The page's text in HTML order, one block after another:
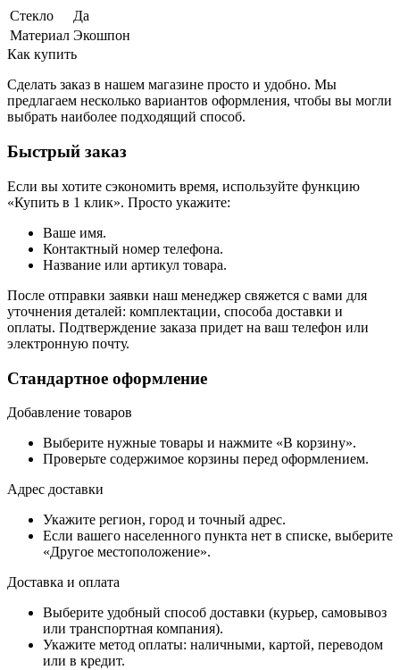
Стекло
Да
Материал Экошпон
Как купить
Сделать заказ в нашем магазине просто и удобно. Мы
предлагаем несколько вариантов оформления, чтобы вы могли
выбрать наиболее подходящий способ.
Быстрый заказ
Если вы хотите сэкономить время, используйте функцию
«Купить в 1 клик». Просто укажите:
Ваше имя.
Контактный номер телефона.
Название или артикул товара.
После отправки заявки наш менеджер свяжется с вами для
уточнения деталей: комплектации, способа доставки и
оплаты. Подтверждение заказа придет на ваш телефон или
электронную почту.
Стандартное оформление
Добавление товаров
Выберите нужные товары и нажмите «В корзину».
Проверьте содержимое корзины перед оформлением.
Адрес доставки
Укажите регион, город и точный адрес.
Если вашего населенного пункта нет в списке, выберите
«Другое местоположение».
Доставка и оплата
Выберите удобный способ доставки (курьер, самовывоз
или транспортная компания).
Укажите метод оплаты: наличными, картой, переводом
или в кредит.